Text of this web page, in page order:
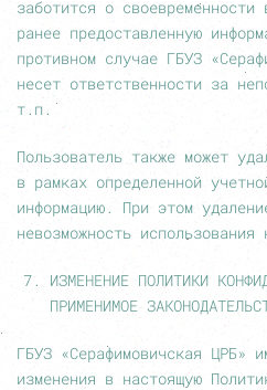
заботится о своевременности
ранее предоставленную
противном случае ГБУЗ
несет ответственности за
т.п.
Пользователь также может
в рамках определенной
информацию. При этом
невозможность использования
ИЗМЕНЕНИЕ ПОЛИТИКИ
ПРИМЕНИМОЕ
ГБУЗ «Серафимовичская ЦРБ»
изменения в настоящую